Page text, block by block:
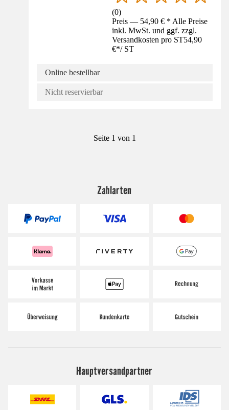
(0)
Preis — 54,90 € * Alle Preise
inkl. MwSt. und ggf. zzgl.
Versandkosten pro ST54,90
€*/ ST
Online bestellbar
Nicht reservierbar
Seite 1 von 1
Zahlarten
Hauptversandpartner